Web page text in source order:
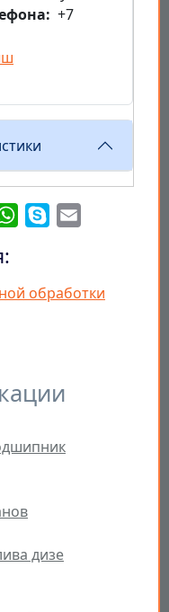
дизе
+7
WhatsApp
Skype
обработки